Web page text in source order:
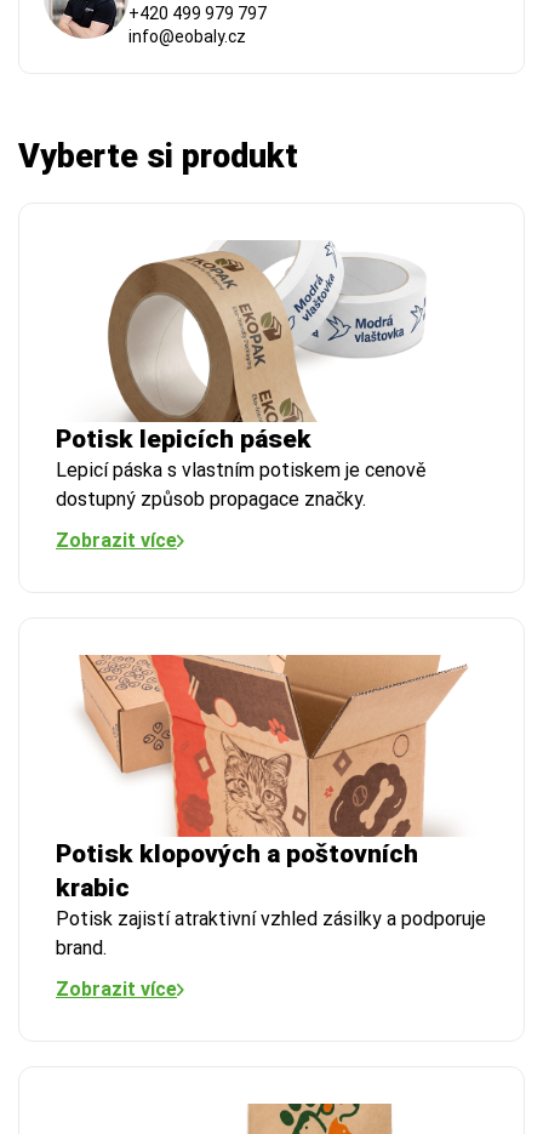
+420 499 979 797
info@eobaly.cz
Vyberte si produkt
Potisk lepicích pásek
Lepicí páska s vlastním potiskem je cenově
dostupný způsob propagace značky.
Zobrazit více
Potisk klopových a poštovních
krabic
Potisk zajistí atraktivní vzhled zásilky a podporuje
brand.
Zobrazit více